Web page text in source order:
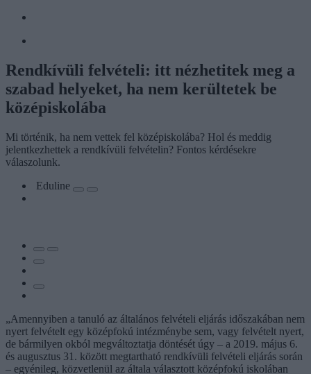
Rendkívüli felvételi: itt nézhetitek meg a
szabad helyeket, ha nem kerültetek be
középiskolába
Mi történik, ha nem vettek fel középiskolába? Hol és meddig
jelentkezhettek a rendkívüli felvételin? Fontos kérdésekre
válaszolunk.
Eduline
„Amennyiben a tanuló az általános felvételi eljárás időszakában nem
nyert felvételt egy középfokú intézménybe sem, vagy felvételt nyert,
de bármilyen okból megváltoztatja döntését úgy – a 2019. május 6.
és augusztus 31. között megtartható rendkívüli felvételi eljárás során
– egyénileg, közvetlenül az általa választott középfokú iskolában